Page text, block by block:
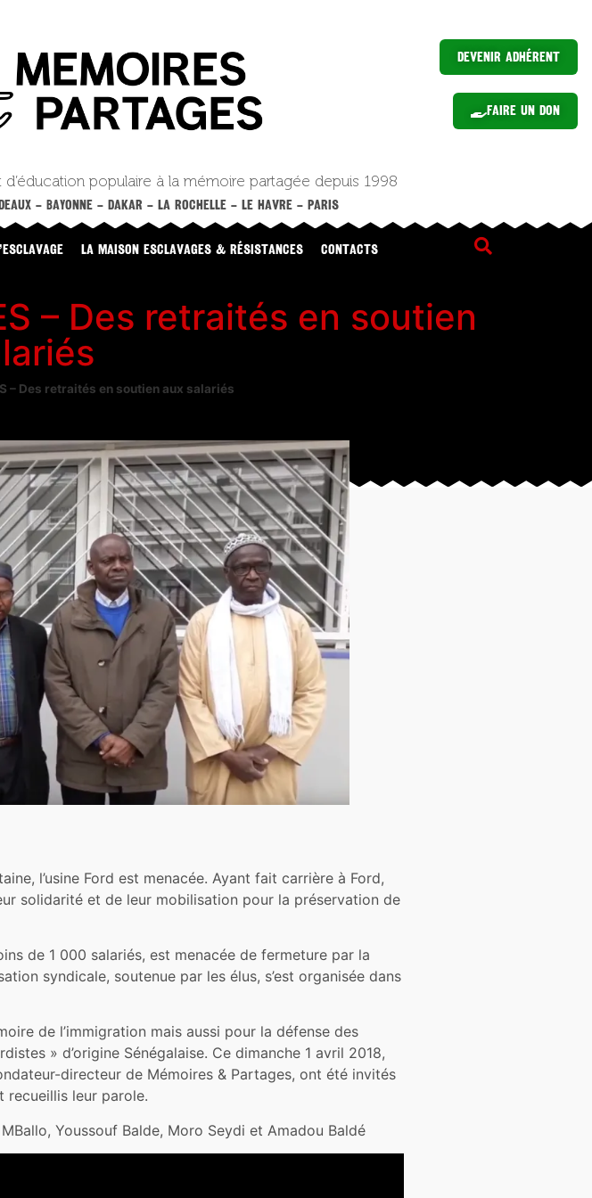
Devenir Adhérent
Faire un Don
populaire à la mémoire partagée depuis 1998
– BAYONNE – DAKAR – LA ROCHELLE – LE HAVRE – PARIS
LA MAISON ESCLAVAGES & RÉSISTANCES CONTACTS
– Des retraités en soutien
– Des retraités en soutien aux salariés
l’usine Ford est menacée. Ayant fait carrière à Ford,
solidarité et de leur mobilisation pour la préservation de
de 1 000 salariés, est menacée de fermeture par la
syndicale, soutenue par les élus, s’est organisée dans
de l’immigration mais aussi pour la défense des
» d’origine Sénégalaise. Ce dimanche 1 avril 2018,
directeur de Mémoires & Partages, ont été invités
recueillis leur parole.
Youssouf Balde, Moro Seydi et Amadou Baldé